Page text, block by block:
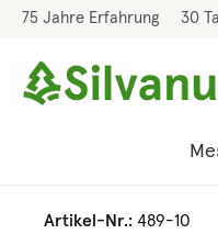
Hauptinhalt springen
Zur Suche springen
Zur Hauptnavigation
75 Jahre Erfahrung 30
Artikel-Nr.: 489-10